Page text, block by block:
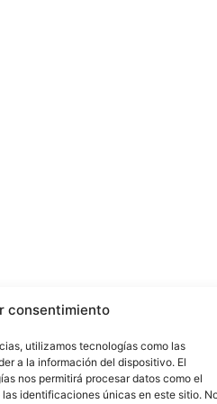
consentimiento
utilizamos tecnologías como las
a la información del dispositivo. El
nos permitirá procesar datos como el
identificaciones únicas en este sitio.